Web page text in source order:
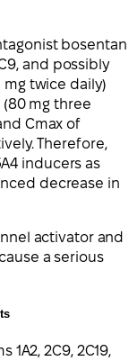
bosentan
and possibly
mg twice daily)
mg three
Cmax of
Therefore,
inducers as
decrease in
activator and
a serious
2C9, 2C19,